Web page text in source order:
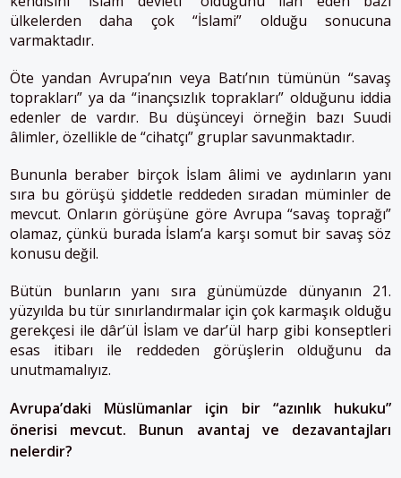
ülkelerden daha çok “İslami” olduğu sonucuna
varmaktadır.
Öte yandan Avrupa’nın veya Batı’nın tümünün “savaş
toprakları” ya da “inançsızlık toprakları” olduğunu iddia
edenler de vardır. Bu düşünceyi örneğin bazı Suudi
âlimler, özellikle de “cihatçı” gruplar savunmaktadır.
Bununla beraber birçok İslam âlimi ve aydınların yanı
sıra bu görüşü şiddetle reddeden sıradan müminler de
mevcut. Onların görüşüne göre Avrupa “savaş toprağı”
olamaz, çünkü burada İslam’a karşı somut bir savaş söz
konusu değil.
Bütün bunların yanı sıra günümüzde dünyanın 21.
yüzyılda bu tür sınırlandırmalar için çok karmaşık olduğu
gerekçesi ile dâr’ül İslam ve dar’ül harp gibi konseptleri
esas itibarı ile reddeden görüşlerin olduğunu da
unutmamalıyız.
Avrupa’daki Müslümanlar için bir “azınlık hukuku”
önerisi mevcut. Bunun avantaj ve dezavantajları
nelerdir?